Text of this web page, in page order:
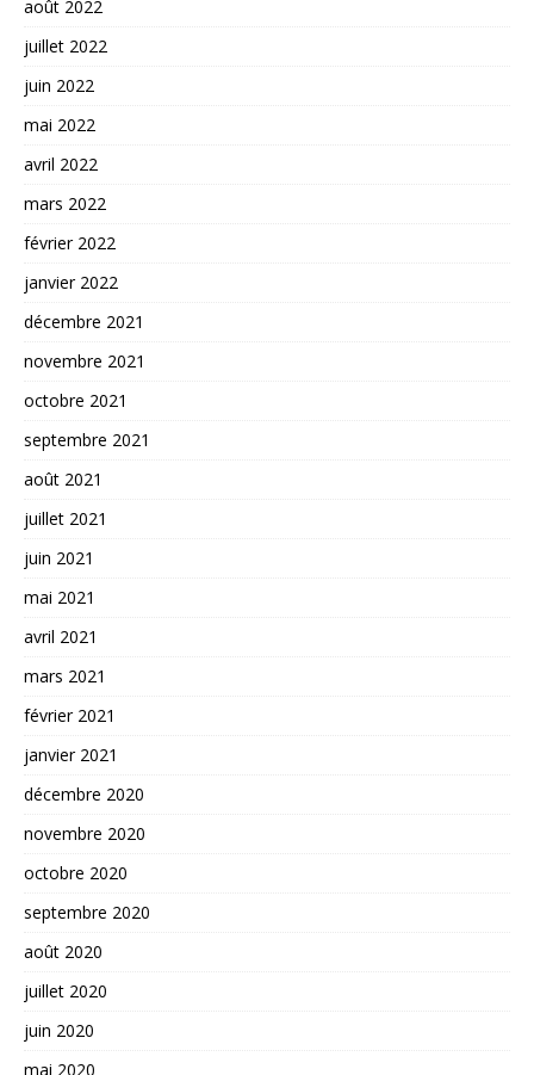
août 2022
juillet 2022
juin 2022
mai 2022
avril 2022
mars 2022
février 2022
janvier 2022
décembre 2021
novembre 2021
octobre 2021
septembre 2021
août 2021
juillet 2021
juin 2021
mai 2021
avril 2021
mars 2021
février 2021
janvier 2021
décembre 2020
novembre 2020
octobre 2020
septembre 2020
août 2020
juillet 2020
juin 2020
mai 2020